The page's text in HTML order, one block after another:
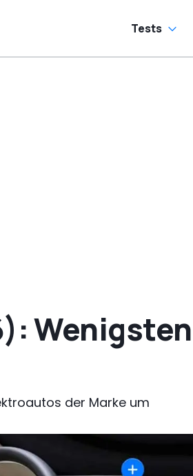
Tests
der Marke um